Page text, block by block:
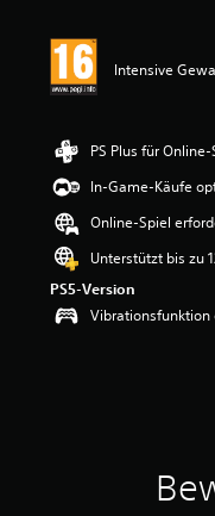
g
n
Intensive
PS Plus für
In-Game-Käufe
Online-Spiel
Unterstützt bis zu
PS5-Version
Vibrationsfunktion